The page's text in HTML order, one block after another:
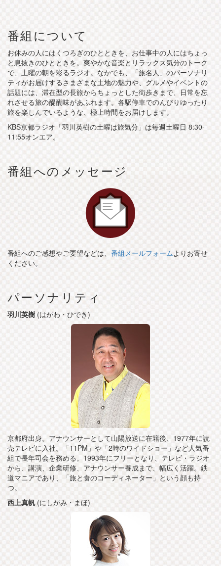
番組について
お休みの人にはくつろぎのひとときを、お仕事中の人にはちょっ
と息抜きのひとときを。爽やかな音楽とリラックス気分のトーク
で、土曜の朝を彩るラジオ。なかでも、「旅名人」のパーソナリ
ティがお届けするさまざまな土地の魅力や、グルメやイベントの
話題には、滞在型の長旅からちょっとした街歩きまで、日常を忘
れさせる旅の醍醐味があふれます。各駅停車でのんびりゆったり
旅を楽しんでいるような、極上時間をお届けします。
KBS京都ラジオ「羽川英樹の土曜は旅気分」は毎週土曜日 8:30-
11:55オンエア。
番組へのメッセージ
番組へのご感想やご要望などは、 番組メールフォームよりお寄せ
ください。
パーソナリティ
羽川英樹 (はがわ・ひでき)
京都府出身。アナウンサーとして山陽放送に在籍後、1977年に読
売テレビに入社。「11PM」や「2時のワイドショー」など人気番
組で長年司会を務める。1993年にフリーとなり、テレビ・ラジオ
から、講演、企業研修、アナウンサー養成まで、幅広く活躍。鉄
道マニアであり、「旅と食のコーディネーター」という顔も持
つ。
西上真帆(にしがみ・まほ)